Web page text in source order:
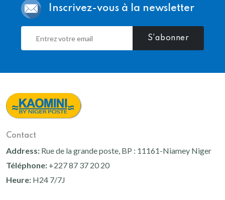
3 000 Fcfa
Inscrivez-vous à la newsletter
S'abonner
Contact
Address: Rue de la grande poste, BP : 11161-Niamey Niger
Téléphone: +227 87 37 20 20
Heure: H24 7/7J